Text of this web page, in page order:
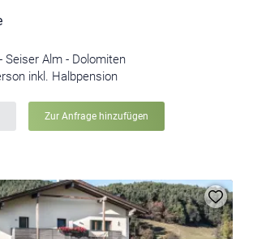
Seiser Alm - Dolomiten
inkl. Halbpension
Zur Anfrage hinzufügen